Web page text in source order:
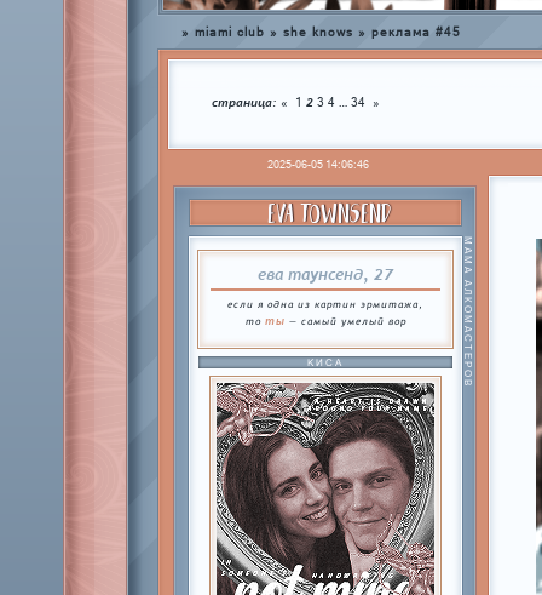
» miami club » she knows » реклама #45
страница: « 1 2 3 4 … 34 »
2025-06-05 14:06:46
EVA TOWNSEND
ева таунсенд, 27
если я одна из картин эрмитажа,
то ты — самый умелый вор МАМА АЛКОМАСТЕРОВ
КИСА